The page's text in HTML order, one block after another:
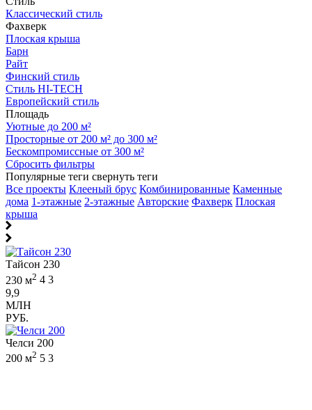
Классический стиль
Фахверк
Плоская крыша
Барн
Райт
Финский стиль
Стиль HI-TECH
Европейский стиль
Площадь
Уютные до 200 м²
Просторные от 200 м² до 300 м²
Бескомпромиссные от 300 м²
Сбросить фильтры
Популярные теги свернуть теги
Все проекты Клееный брус Комбинированные Каменные
дома 1-этажные 2-этажные Авторские Фахверк Плоская
крыша
Тайсон 230
230 м2 4 3
9,9
МЛН
РУБ.
Челси 200
200 м2 5 3